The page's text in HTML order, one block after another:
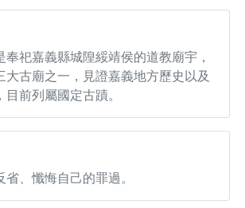
祀嘉義縣城隍綏靖侯的道教廟宇，
大古廟之一，見證嘉義地方歷史以及
前列屬國定古蹟。
、懺悔自己的罪過。